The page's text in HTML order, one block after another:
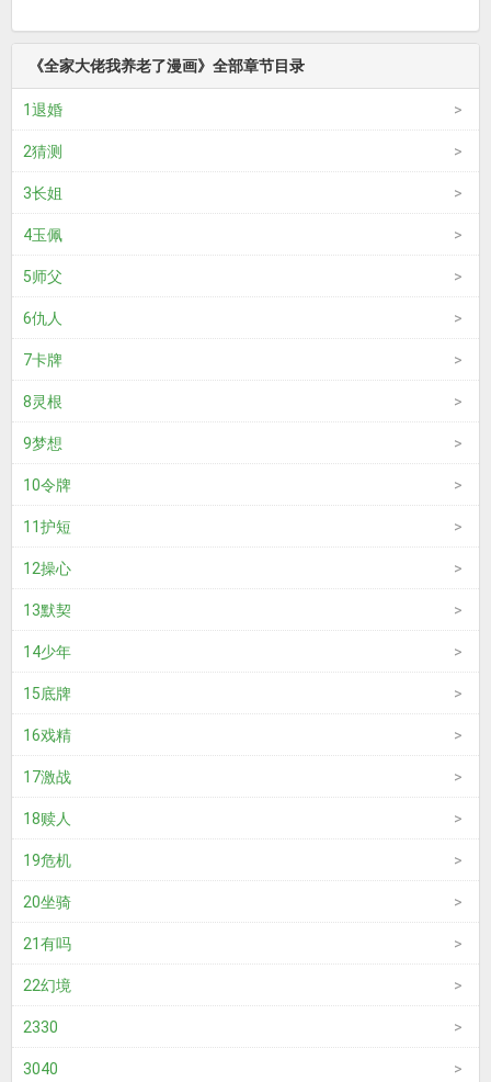
《全家大佬我养老了漫画》全部章节目录
1退婚
2猜测
3长姐
4玉佩
5师父
6仇人
7卡牌
8灵根
9梦想
10令牌
11护短
12操心
13默契
14少年
15底牌
16戏精
17激战
18赎人
19危机
20坐骑
21有吗
22幻境
2330
3040